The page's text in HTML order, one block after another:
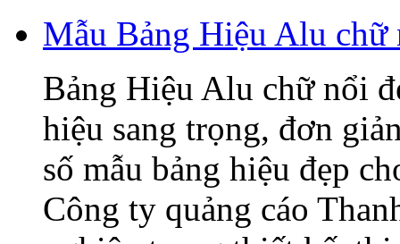
Mẫu Bảng Hiệu Alu chữ
Bảng Hiệu Alu chữ nổi
hiệu sang trọng, đơn
số mẫu bảng hiệu đẹp
Công ty quảng cáo